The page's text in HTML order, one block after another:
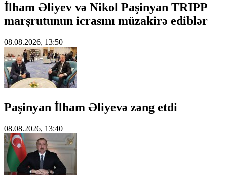
İlham Əliyev və Nikol Paşinyan TRIPP
marşrutunun icrasını müzakirə ediblər
08.08.2026, 13:50
Paşinyan İlham Əliyevə zəng etdi
08.08.2026, 13:40